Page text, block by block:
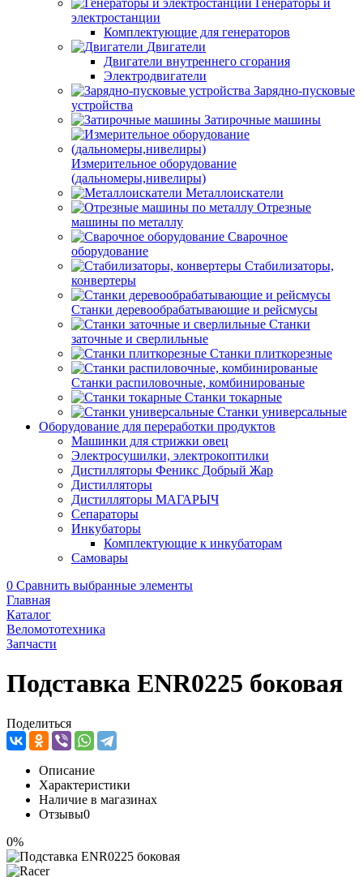
Генераторы и
электростанции
Комплектующие для генераторов
Двигатели
Двигатели внутреннего сгорания
Электродвигатели
Зарядно-пусковые
устройства
Затирочные машины
Измерительное оборудование
(дальномеры,нивелиры)
Металлоискатели
Отрезные
машины по металлу
Сварочное
оборудование
Стабилизаторы,
конвертеры
Станки деревообрабатывающие и рейсмусы
Станки
заточные и сверлильные
Станки плиткорезные
Станки распиловочные, комбинированые
Станки токарные
Станки универсальные
Оборудование для переработки продуктов
Машинки для стрижки овец
Электросушилки, электрокоптилки
Дистилляторы Феникс Добрый Жар
Дистилляторы
Дистилляторы МАГАРЫЧ
Сепараторы
Инкубаторы
Комплектующие к инкубаторам
Самовары
0 Сравнить выбранные элементы
Главная
Каталог
Веломототехника
Запчасти
Подставка ENR0225 боковая
Поделиться
Описание
Характеристики
Наличие в магазинах
Отзывы0
0%